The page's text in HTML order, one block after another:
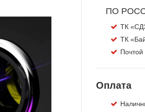
ПО
ТК
ТК
Почтой
Оплата